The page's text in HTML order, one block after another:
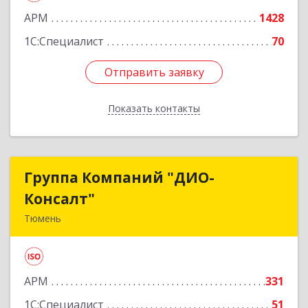
АРМ
1428
1С:Специалист
70
Отправить заявку
Показать контакты
Отправить заявку
Назад
Группа Компаний "ДИО-
Консалт"
Тюмень
АРМ
331
1С:Специалист
51
Группа Компаний "ДИО-
Подробнее